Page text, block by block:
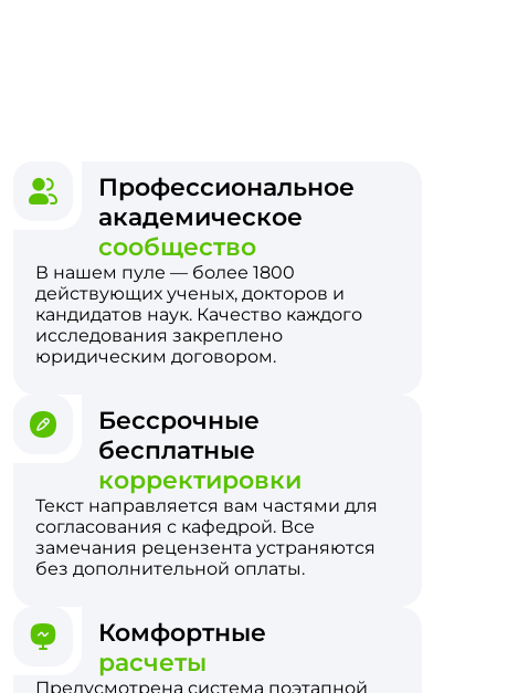
Профессиональное
академическое
сообщество
В нашем пуле — более 1800
действующих ученых, докторов и
кандидатов наук. Качество каждого
исследования закреплено
юридическим договором.
Бессрочные
бесплатные
корректировки
Текст направляется вам частями для
согласования с кафедрой. Все
замечания рецензента устраняются
без дополнительной оплаты.
Комфортные
расчеты
Предусмотрена система поэтапной